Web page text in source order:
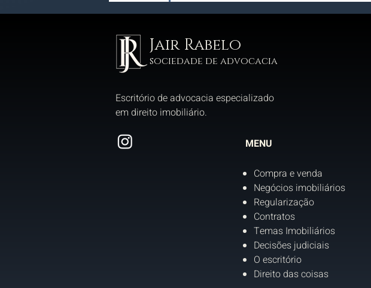
Jair Rabelo
sociedade de advocacia
Escritório de advocacia especializado
em direito imobiliário.
MENU
Compra e venda
Negócios imobiliários
Regularização
Contratos
Temas Imobiliários
Decisões judiciais
O escritório
Direito das coisas